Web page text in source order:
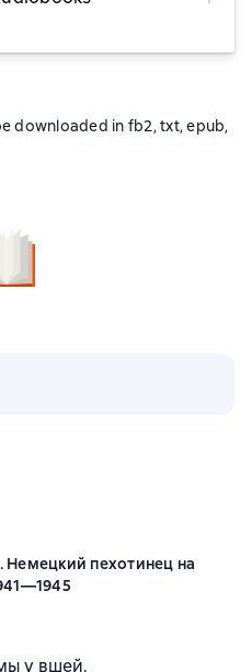
downloaded in fb2, txt, epub,
пехотинец на
4 на основе 19 оценок
у вшей.